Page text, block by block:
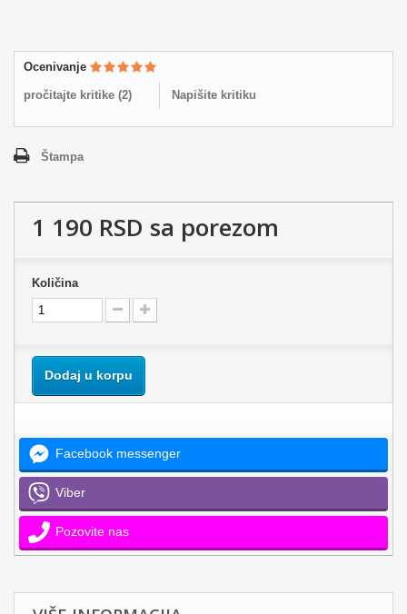
Ocenivanje
pročitajte kritike (2) Napišite kritiku
Štampa
1 190 RSD sa porezom
Količina
Dodaj u korpu
Facebook messenger
Viber
Pozovite nas